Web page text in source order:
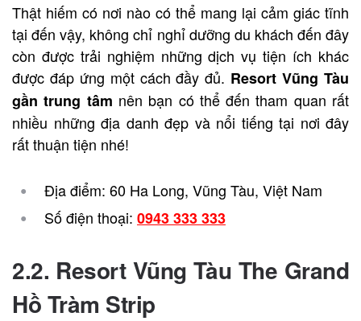
Thật hiếm có nơi nào có thể mang lại cảm giác tĩnh
tại đến vậy, không chỉ nghỉ dưỡng du khách đến đây
còn được trải nghiệm những dịch vụ tiện ích khác
được đáp ứng một cách đầy đủ. Resort Vũng Tàu
gần trung tâm nên bạn có thể đến tham quan rất
nhiều những địa danh đẹp và nổi tiếng tại nơi đây
rất thuận tiện nhé!
Địa điểm: 60 Ha Long, Vũng Tàu, Việt Nam
Số điện thoại: 0943 333 333
2.2. Resort Vũng Tàu The Grand
Hồ Tràm Strip